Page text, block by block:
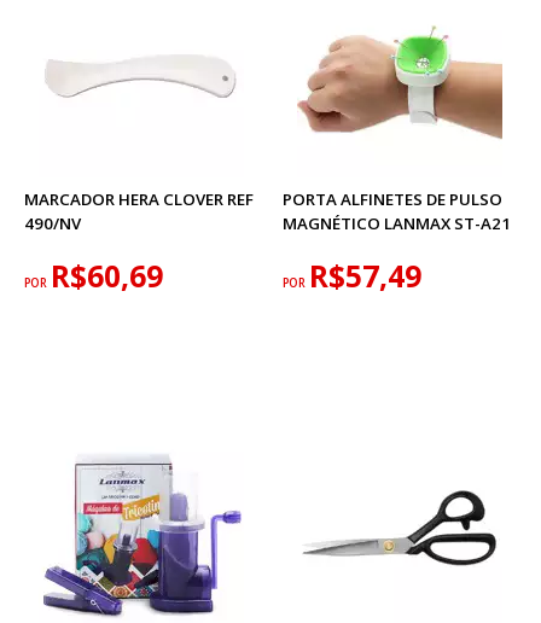
MARCADOR HERA CLOVER REF
490/NV
POR R$60,69
PORTA ALFINETES DE PULSO
MAGNÉTICO LANMAX ST-A21
POR R$57,49